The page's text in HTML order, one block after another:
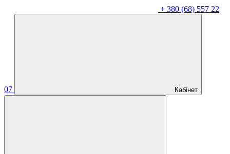
+ 380 (68) 557 22
07 Кабінет